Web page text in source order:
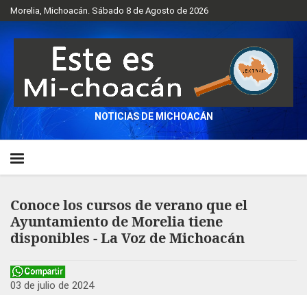
Morelia, Michoacán. Sábado 8 de Agosto de 2026
NOTICIAS DE MICHOACÁN
Conoce los cursos de verano que el
Ayuntamiento de Morelia tiene
disponibles - La Voz de Michoacán
03 de julio de 2024